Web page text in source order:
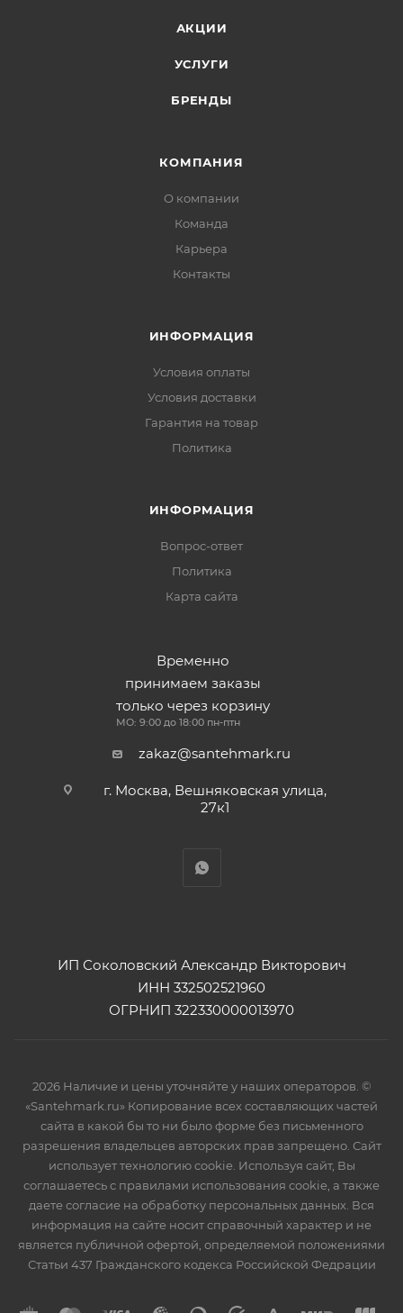
АКЦИИ
УСЛУГИ
БРЕНДЫ
КОМПАНИЯ
О компании
Команда
Карьера
Контакты
ИНФОРМАЦИЯ
Условия оплаты
Условия доставки
Гарантия на товар
Политика
ИНФОРМАЦИЯ
Вопрос-ответ
Политика
Карта сайта
Временно
принимаем заказы
только через корзину
МО: 9:00 до 18:00 пн-птн
zakaz@santehmark.ru
г. Москва, Вешняковская улица,
27к1
ИП Соколовский Александр Викторович
ИНН 332502521960
ОГРНИП 322330000013970
2026 Наличие и цены уточняйте у наших операторов. ©
«Santehmark.ru» Копирование всех составляющих частей
сайта в какой бы то ни было форме без письменного
разрешения владельцев авторских прав запрещено. Сайт
использует технологию cookie. Используя сайт, Вы
соглашаетесь с правилами использования cookie, а также
даете согласие на обработку персональных данных. Вся
информация на сайте носит справочный характер и не
является публичной офертой, определяемой положениями
Статьи 437 Гражданского кодекса Российской Федрации